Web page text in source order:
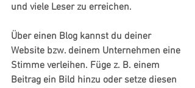
und viele Leser zu erreichen.
Über einen Blog kannst du deiner
Website bzw. deinem Unternehmen eine
Stimme verleihen. Füge z. B. einem
Beitrag ein Bild hinzu oder setze diesen